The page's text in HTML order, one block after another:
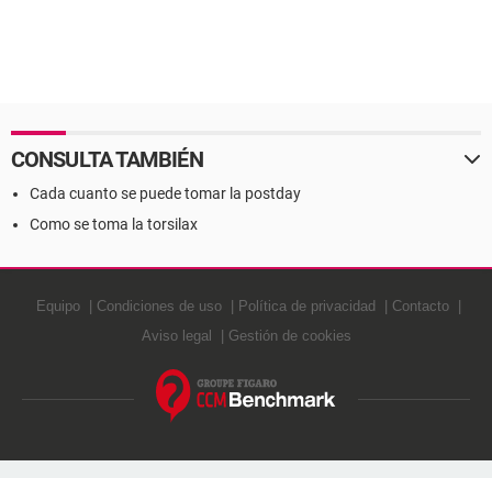
CONSULTA TAMBIÉN
Cada cuanto se puede tomar la postday
Como se toma la torsilax
Equipo Condiciones de uso Política de privacidad
Contacto
Aviso legal
Gestión de cookies